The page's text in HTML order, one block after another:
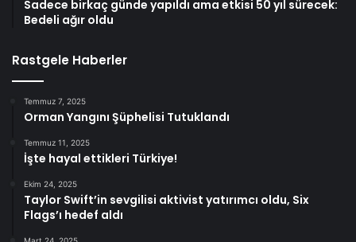
Sadece birkaç günde yapıldı ama etkisi 50 yıl sürecek:
Bedeli ağır oldu
Rastgele Haberler
Temmuz 7, 2025
Orman Yangını Şüphelisi Tutuklandı
Temmuz 11, 2025
İşte hayal ettikleri Türkiye!
Ekim 24, 2025
Taylor Swift’in sevgilisi aktivist yatırımcı oldu, Six
Flags’ı hedef aldı